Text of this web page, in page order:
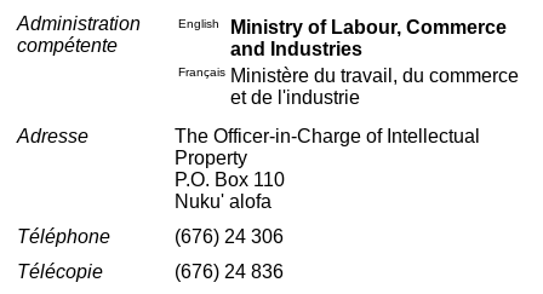
Administration
compétente
English
Ministry of Labour, Commerce
and Industries
Français Ministère du travail, du commerce
et de l'industrie
Adresse
The Officer-in-Charge of Intellectual
Property
P.O. Box 110
Nuku' alofa
Téléphone
(676) 24 306
Télécopie
(676) 24 836